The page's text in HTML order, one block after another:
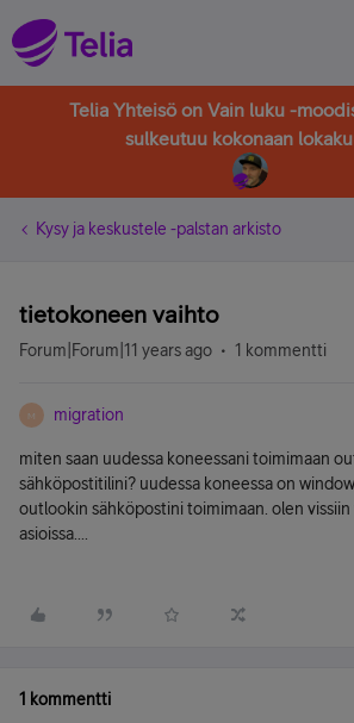
Telia Yhteisö on Vain luku -
sulkeutuu kokonaan
Kysy ja keskustele -palstan arkisto
tietokoneen vaihto
Forum|Forum|11 years ago 1 kommentti
M migration
miten saan uudessa koneessani toimimaan
sähköpostitilini? uudessa koneessa on
outlookin sähköpostini toimimaan. olen
asioissa....
1 kommentti